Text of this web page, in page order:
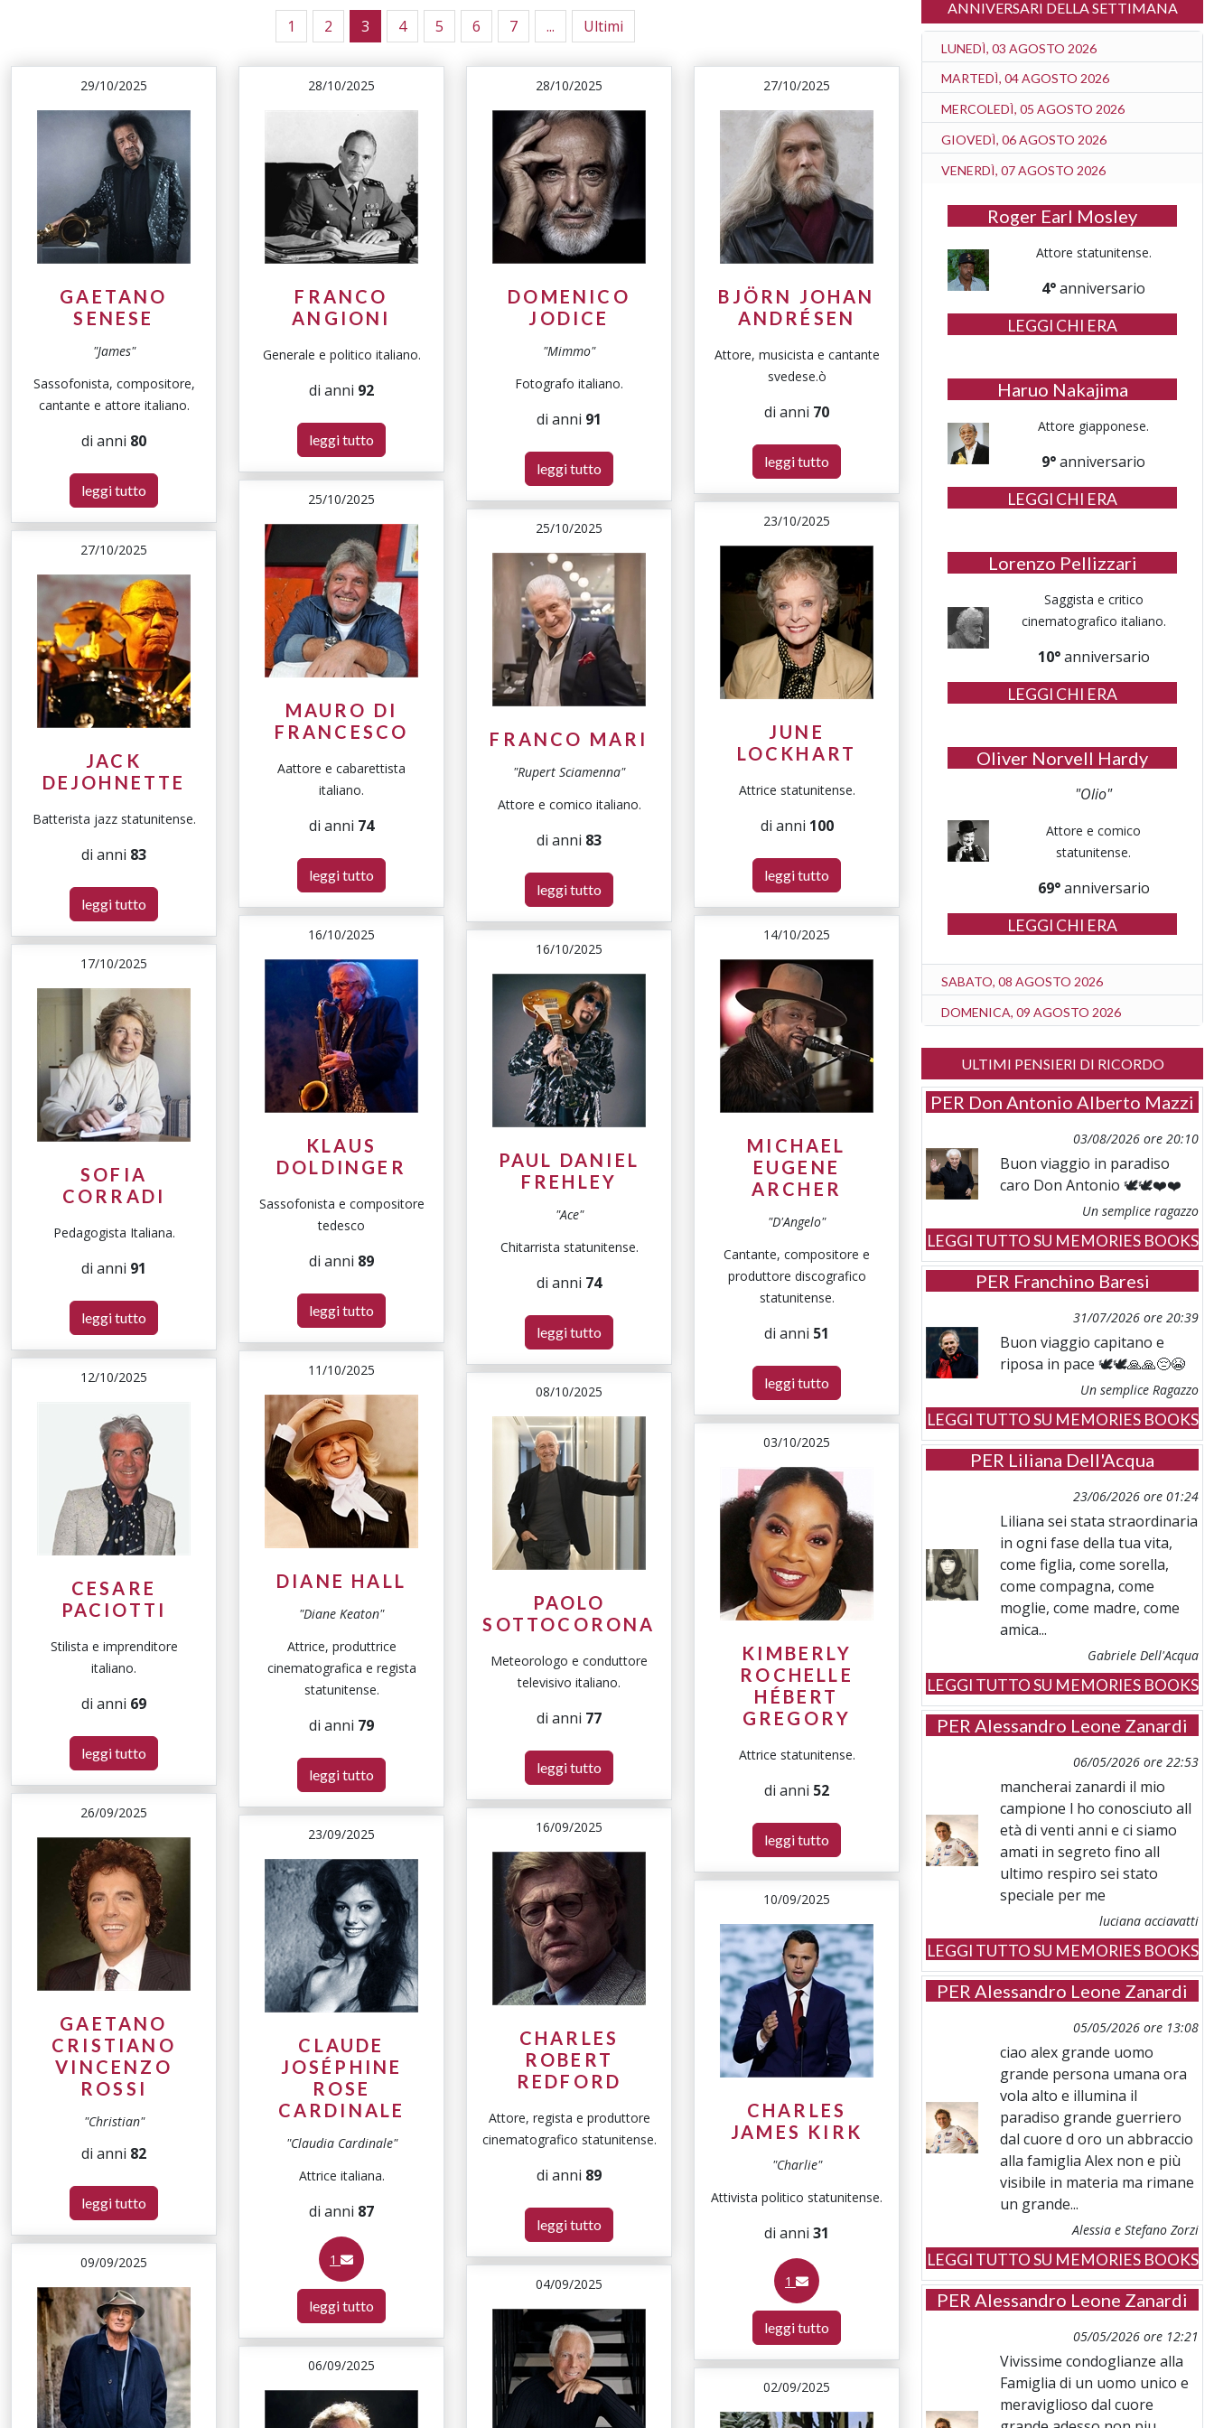
1 2 3 4 5 6 7 ... Ultimi
29/10/2025
GAETANO
SENESE
"James"
Sassofonista, compositore,
cantante e attore italiano.
di anni 80
leggi tutto
28/10/2025
FRANCO
ANGIONI
Generale e politico italiano.
di anni 92
leggi tutto
28/10/2025
DOMENICO
JODICE
"Mimmo"
Fotografo italiano.
di anni 91
leggi tutto
27/10/2025
BJÖRN JOHAN
ANDRÉSEN
Attore, musicista e cantante
svedese.ò
di anni 70
leggi tutto
27/10/2025
JACK
DEJOHNETTE
Batterista jazz statunitense.
di anni 83
leggi tutto
25/10/2025
MAURO DI
FRANCESCO
Aattore e cabarettista
italiano.
di anni 74
leggi tutto
25/10/2025
FRANCO MARI
"Rupert Sciamenna"
Attore e comico italiano.
di anni 83
leggi tutto
23/10/2025
JUNE
LOCKHART
Attrice statunitense.
di anni 100
leggi tutto
17/10/2025
SOFIA
CORRADI
Pedagogista Italiana.
di anni 91
leggi tutto
16/10/2025
KLAUS
DOLDINGER
Sassofonista e compositore
tedesco
di anni 89
leggi tutto
16/10/2025
PAUL DANIEL
FREHLEY
"Ace"
Chitarrista statunitense.
di anni 74
leggi tutto
14/10/2025
MICHAEL
EUGENE
ARCHER
"D'Angelo"
Cantante, compositore e
produttore discografico
statunitense.
di anni 51
leggi tutto
12/10/2025
CESARE
PACIOTTI
Stilista e imprenditore
italiano.
di anni 69
leggi tutto
11/10/2025
DIANE HALL
"Diane Keaton"
Attrice, produttrice
cinematografica e regista
statunitense.
di anni 79
leggi tutto
08/10/2025
PAOLO
SOTTOCORONA
Meteorologo e conduttore
televisivo italiano.
di anni 77
leggi tutto
03/10/2025
KIMBERLY
ROCHELLE
HÉBERT
GREGORY
Attrice statunitense.
di anni 52
leggi tutto
26/09/2025
GAETANO
CRISTIANO
VINCENZO
ROSSI
"Christian"
di anni 82
leggi tutto
23/09/2025
CLAUDE
JOSÉPHINE
ROSE
CARDINALE
"Claudia Cardinale"
Attrice italiana.
di anni 87
1
leggi tutto
16/09/2025
CHARLES
ROBERT
REDFORD
Attore, regista e produttore
cinematografico statunitense.
di anni 89
leggi tutto
10/09/2025
CHARLES
JAMES KIRK
"Charlie"
Attivista politico statunitense.
di anni 31
1
leggi tutto
09/09/2025
06/09/2025
04/09/2025
02/09/2025
ANNIVERSARI DELLA SETTIMANA
LUNEDÌ, 03 AGOSTO 2026
MARTEDÌ, 04 AGOSTO 2026
MERCOLEDÌ, 05 AGOSTO 2026
GIOVEDÌ, 06 AGOSTO 2026
VENERDÌ, 07 AGOSTO 2026
Roger Earl Mosley
Attore statunitense.
4°anniversario
LEGGI CHI ERA
Haruo Nakajima
Attore giapponese.
9°anniversario
LEGGI CHI ERA
Lorenzo Pellizzari
Saggista e critico
cinematografico italiano.
10°anniversario
LEGGI CHI ERA
Oliver Norvell Hardy
"Olio"
Attore e comico
statunitense.
69°anniversario
LEGGI CHI ERA
SABATO, 08 AGOSTO 2026
DOMENICA, 09 AGOSTO 2026
ULTIMI PENSIERI DI RICORDO
PER Don Antonio Alberto Mazzi
03/08/2026 ore 20:10
Buon viaggio in paradiso
caro Don Antonio 🕊️🕊️❤️❤️
Un semplice ragazzo
LEGGI TUTTO SU MEMORIES BOOKS
PER Franchino Baresi
31/07/2026 ore 20:39
Buon viaggio capitano e
riposa in pace 🕊️🕊️🙏🙏😔😭
Un semplice Ragazzo
LEGGI TUTTO SU MEMORIES BOOKS
PER Liliana Dell'Acqua
23/06/2026 ore 01:24
Liliana sei stata straordinaria
in ogni fase della tua vita,
come figlia, come sorella,
come compagna, come
moglie, come madre, come
amica...
Gabriele Dell'Acqua
LEGGI TUTTO SU MEMORIES BOOKS
PER Alessandro Leone Zanardi
06/05/2026 ore 22:53
mancherai zanardi il mio
campione l ho conosciuto all
età di venti anni e ci siamo
amati in segreto fino all
ultimo respiro sei stato
speciale per me
luciana acciavatti
LEGGI TUTTO SU MEMORIES BOOKS
PER Alessandro Leone Zanardi
05/05/2026 ore 13:08
ciao alex grande uomo
grande persona umana ora
vola alto e illumina il
paradiso grande guerriero
dal cuore d oro un abbraccio
alla famiglia Alex non e più
visibile in materia ma rimane
un grande...
Alessia e Stefano Zorzi
LEGGI TUTTO SU MEMORIES BOOKS
PER Alessandro Leone Zanardi
05/05/2026 ore 12:21
Vivissime condoglianze alla
Famiglia di un uomo unico e
meraviglioso dal cuore